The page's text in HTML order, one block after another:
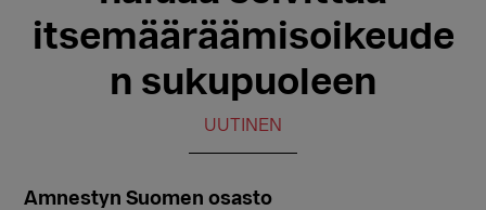
itsemääräämisoikeude
n sukupuoleen
UUTINEN
Amnestyn Suomen osasto